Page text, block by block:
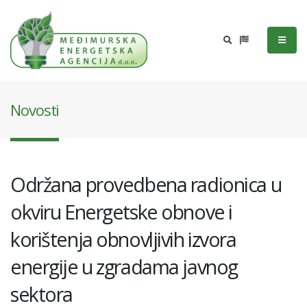
Novosti
Održana provedbena radionica u
okviru Energetske obnove i
korištenja obnovljivih izvora
energije u zgradama javnog
sektora